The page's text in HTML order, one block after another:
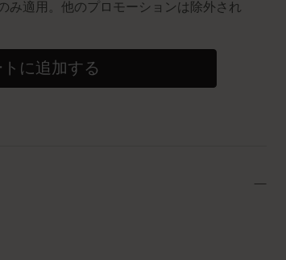
み適用。他のプロモーションは除外され
に追加する